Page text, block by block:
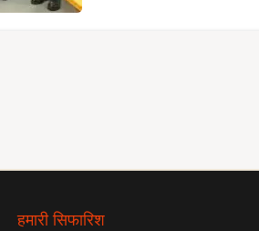
हमारी सिफारिश